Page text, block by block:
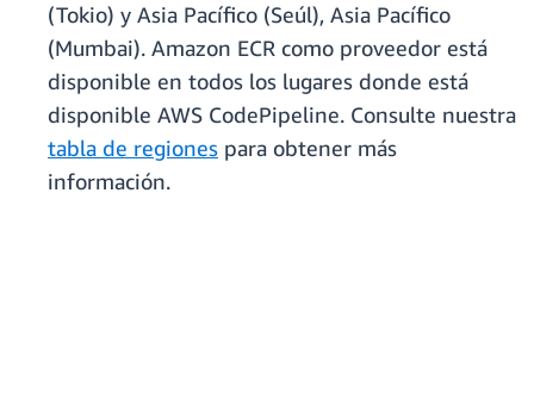
(Tokio) y Asia Pacífico (Seúl), Asia Pacífico
(Mumbai). Amazon ECR como proveedor está
disponible en todos los lugares donde está
disponible AWS CodePipeline. Consulte nuestra
tabla de regiones para obtener más
información.